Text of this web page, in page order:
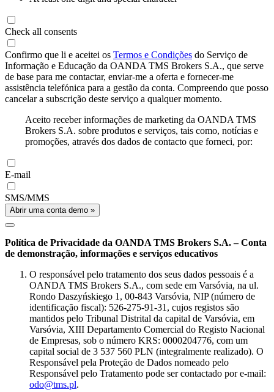
Check all consents
Confirmo que li e aceitei os Termos e Condições do Serviço de
Informação e Educação da OANDA TMS Brokers S.A., que serve
de base para me contactar, enviar-me a oferta e fornecer-me
assistência telefónica para a gestão da conta. Compreendo que posso
cancelar a subscrição deste serviço a qualquer momento.
Aceito receber informações de marketing da OANDA TMS
Brokers S.A. sobre produtos e serviços, tais como, notícias e
promoções, através dos dados de contacto que forneci, por:
E-mail
SMS/MMS
Abrir uma conta demo »
Política de Privacidade da OANDA TMS Brokers S.A. – Conta
de demonstração, informações e serviços educativos
O responsável pelo tratamento dos seus dados pessoais é a
OANDA TMS Brokers S.A., com sede em Varsóvia, na ul.
Rondo Daszyńskiego 1, 00-843 Varsóvia, NIP (número de
identificação fiscal): 526-275-91-31, cujos registos são
mantidos pelo Tribunal Distrital da capital de Varsóvia, em
Varsóvia, XIII Departamento Comercial do Registo Nacional
de Empresas, sob o número KRS: 0000204776, com um
capital social de 3 537 560 PLN (integralmente realizado). O
Responsável pela Proteção de Dados nomeado pelo
Responsável pelo Tratamento pode ser contactado por e-mail:
odo@tms.pl.